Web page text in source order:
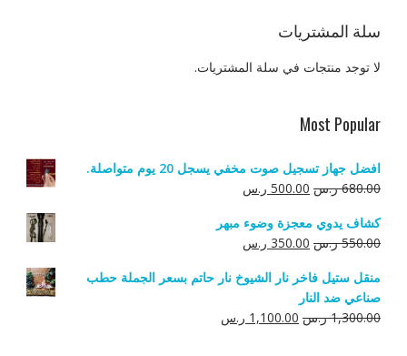
سلة المشتريات
لا توجد منتجات في سلة المشتريات.
Most Popular
افضل جهاز تسجيل صوت مخفي يسجل 20 يوم متواصلة.
680.00 ر.س السعر
هو:
680.00 ر.س.
500.00 ر.سالسعر
هو:
500.00 ر.س.
كشاف يدوي معجزة وضوء مبهر
550.00 ر.س السعر
هو:
550.00 ر.س.
350.00 ر.سالسعر
هو:
منقل ستيل فاخر نار الشيوخ نار حاتم بسعر الجملة حطب
صناعي ضد النار
1,300.00 ر.س السعر
1,100.00 ر.سالسعر